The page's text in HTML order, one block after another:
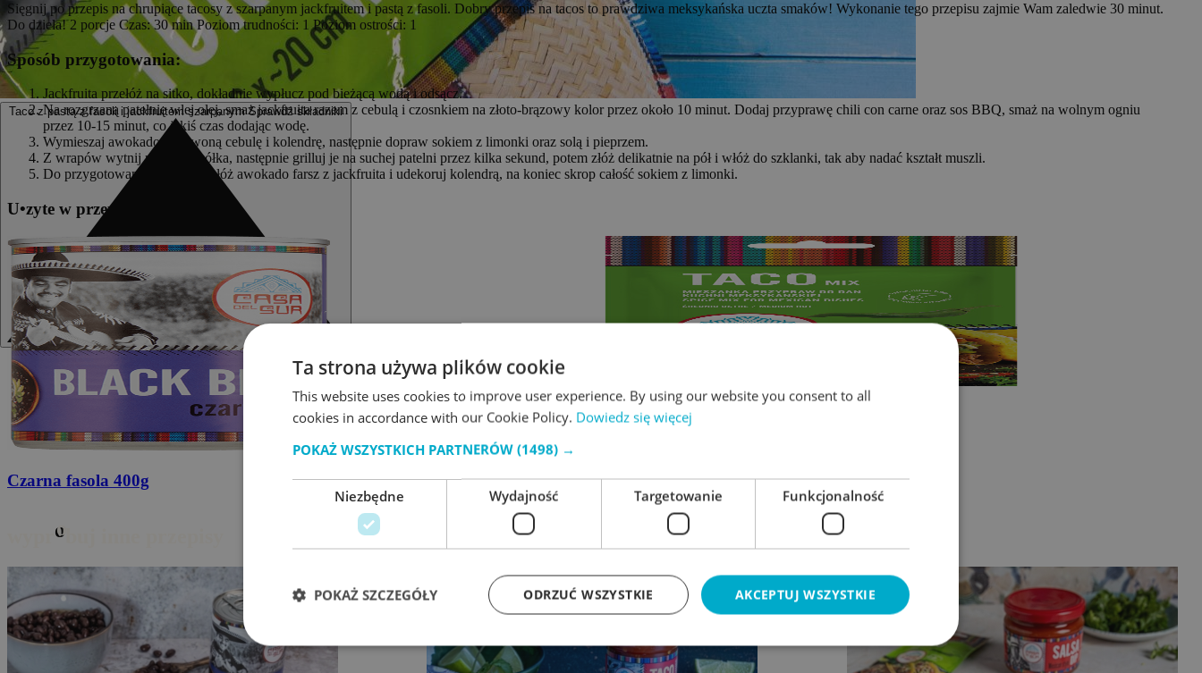
Taco z pastą z fasoli i jackfruitem szarpanym Sprawdź składniki
Sięgnij po przepis na chrupiące tacosy z szarpanym jackfruitem i pastą z fasoli. Dobry przepis na tacos to prawdziwa meksykańska uczta smaków! Wykonanie tego przepisu zajmie Wam zaledwie 30 minut.
Do dzieła! 2 porcje Czas: 30 min Poziom trudności: 1 Poziom ostrości: 1
Sposób przygotowania:
Jackfruita przełóż na sitko, dokładnie wypłucz pod bieżącą wodą i odsącz.
Na rozgrzaną patelnię wlej olej, smaż jackfruita razem z cebulą i czosnkiem na złoto-brązowy kolor przez około 10 minut. Dodaj przyprawę chili con carne oraz sos BBQ, smaż na wolnym ogniu
przez 10-15 minut, co jakiś czas dodając wodę.
Wymieszaj awokado, czerwoną cebulę i kolendrę, następnie dopraw sokiem z limonki oraz solą i pieprzem.
Z wrapów wytnij mniejsze kółka, następnie grilluj je na suchej patelni przez kilka sekund, potem złóż delikatnie na pół i włóż do szklanki, tak aby nadać kształt muszli.
Do przygotowanych muszli nałóż awokado farsz z jackfruita i udekoruj kolendrą, na koniec skrop całość sokiem z limonki.
U•zyte w przepisie
Przyprawa do taco
Papryka Jalapeno czerwona krojona 340g
o
Ta strona używa plików cookie
This website uses cookies to improve user experience. By using our website you consent to all
cookies in accordance with our Cookie Policy. Dowiedz się więcej
POKAŻ WSZYSTKICH PARTNERÓW (1498) →
Niezbędne Wydajność Targetowanie Funkcjonalność
AKCEPTUJ WSZYSTKIE
ODRZUĆ WSZYSTKIE
POKAŻ SZCZEGÓŁY